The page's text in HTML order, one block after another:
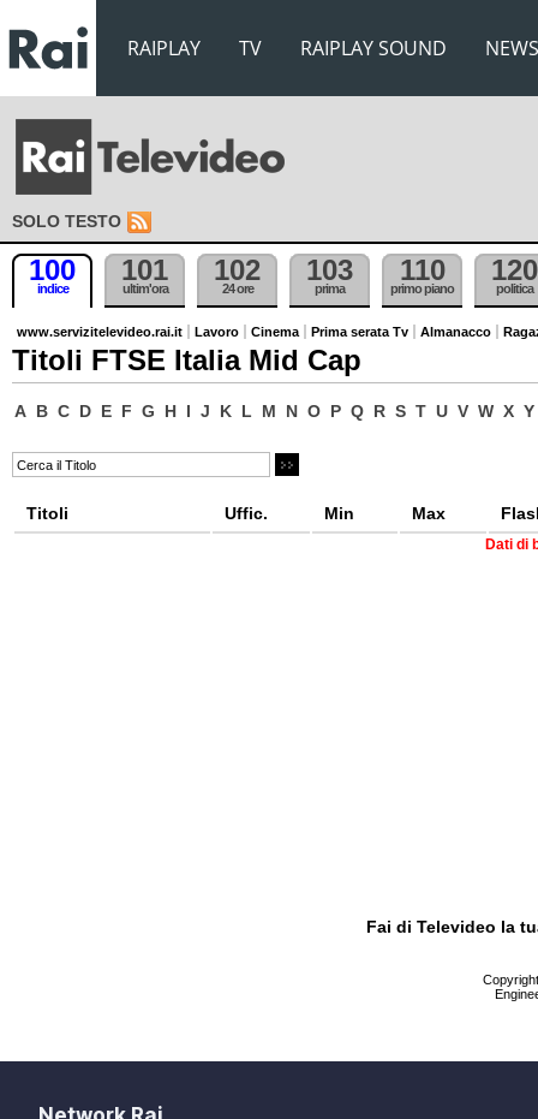
RAIPLAY TV RAIPLAY SOUND NEWS
SOLO TESTO
100
indice
101
ultim'ora
102
24 ore
103
prima
110
primo piano
120
politica
www.servizitelevideo.rai.it Lavoro Cinema Prima serata Tv Almanacco
Titoli FTSE Italia Mid Cap
A B C D E F G H I J K L M N O P Q R S T U V W X Y
Titoli Uffic. Min Max
Dati di
Fai di Televideo la